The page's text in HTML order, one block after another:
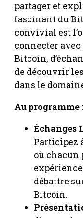
partager et
fascinant du
convivial est
connecter avec
Bitcoin,
de découvrir
dans le
Au programme :
Échanges
Participez
où chacun
débattre
Bitcoin.